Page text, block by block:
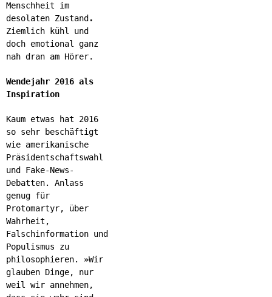
Menschheit im
desolaten Zustand .
Ziemlich kühl und
doch emotional ganz
nah dran am Hörer.
Wendejahr 2016 als
Inspiration
Kaum etwas hat 2016
so sehr beschäftigt
wie amerikanische
Präsidentschaftswahl
und Fake-News-
Debatten. Anlass
genug für
Protomartyr, über
Wahrheit,
Falschinformation und
Populismus zu
philosophieren.
»Wir
glauben Dinge, nur
weil wir annehmen,